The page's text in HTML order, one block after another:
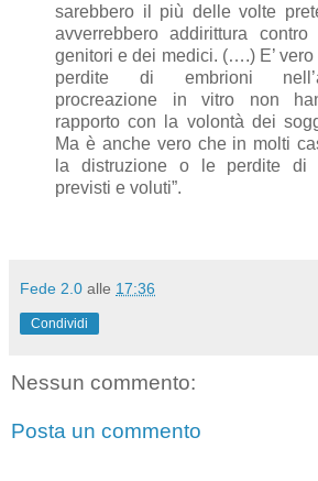
sarebbero il più delle volte
avverrebbero addirittura
genitori e dei medici. (….) E’
perdite di embrioni
procreazione in vitro non
rapporto con la volontà dei
Ma è anche vero che in molti
la distruzione o le perdite di
previsti e voluti”.
Fede 2.0 alle 17:36
Condividi
Nessun commento:
Posta un commento